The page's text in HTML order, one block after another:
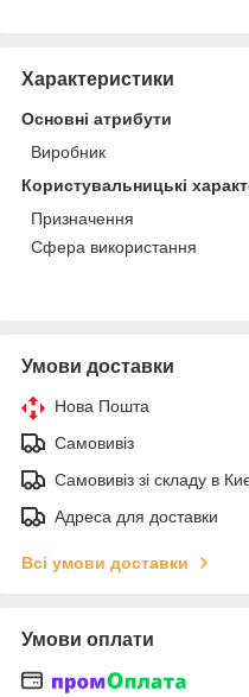
Характеристики
Основні атрибути
Виробник
Користувальницькі
Призначення
Сфера використання
Умови доставки
Нова Пошта
Самовивіз
Самовивіз зі складу в
Адреса для доставки
Всі умови доставки
Умови оплати